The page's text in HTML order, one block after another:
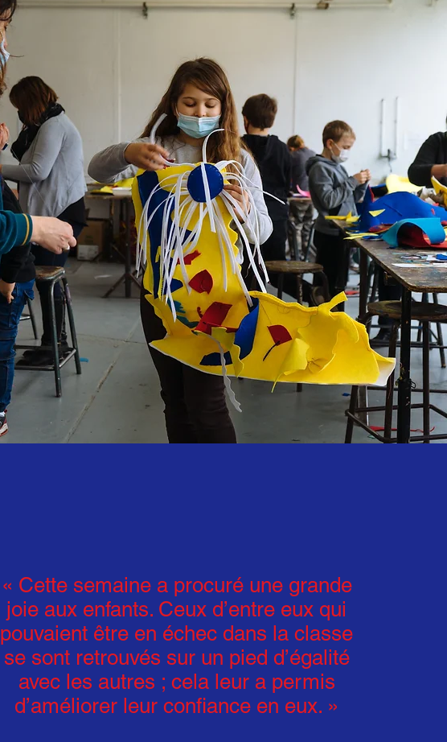
« Cette semaine a procuré une grande
joie aux enfants. Ceux d’entre eux qui
pouvaient être en échec dans la classe
se sont retrouvés sur un pied d’égalité
avec les autres ; cela leur a permis
d’améliorer leur confiance en eux. »